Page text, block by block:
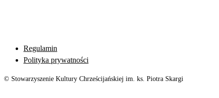
Regulamin
Polityka prywatności
© Stowarzyszenie Kultury Chrześcijańskiej im. ks. Piotra Skargi